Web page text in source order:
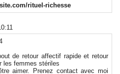
rituel-richesse
de retour affectif rapide et retour
les femmes stériles
aimer. Prenez contact avec moi